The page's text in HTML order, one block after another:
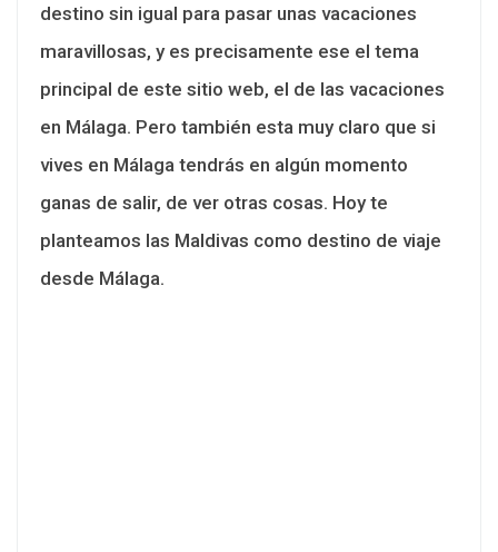
destino sin igual para pasar unas vacaciones
maravillosas, y es precisamente ese el tema
principal de este sitio web, el de las vacaciones
en Málaga. Pero también esta muy claro que si
vives en Málaga tendrás en algún momento
ganas de salir, de ver otras cosas. Hoy te
planteamos las Maldivas como destino de viaje
desde Málaga.